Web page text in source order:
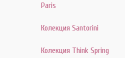
Paris
Колекция Santorini
Колекция Think Spring